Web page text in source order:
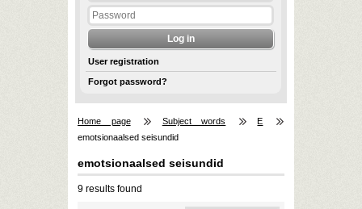
User registration
Forgot password?
Home page Subject words
E
emotsionaalsed seisundid
emotsionaalsed seisundid
9 results found